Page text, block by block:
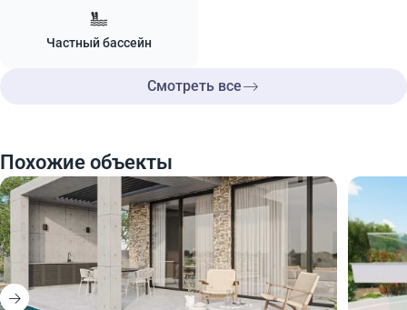
Частный бассейн
Смотреть все
Похожие объекты